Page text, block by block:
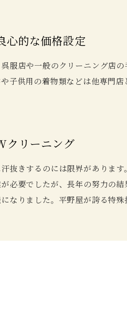
心的な価格設定
服店や一般のクリーニング店
子供用の着物類などは他専門
クリーニング
抜きするのには限界があります
必要でしたが、長年の努力の
なりました。平野屋が誇る特殊